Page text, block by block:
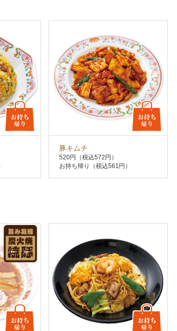
豚キムチ
520円
（税込572円）
お持ち帰り（税込561円）